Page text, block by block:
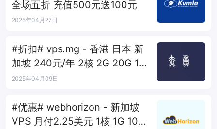
全场五折 充值500元送100元
2025年04月27日
#折扣# vps.mg - 香港 日本 新
加坡 240元/年 2核 2G 20G 1T
100M
2025年04月09日
#优惠# webhorizon - 新加坡
VPS 月付2.25美元 1核 1G 10G